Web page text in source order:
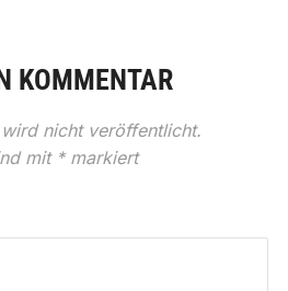
KOMMENTAR
nicht veröffentlicht.
mit *markiert